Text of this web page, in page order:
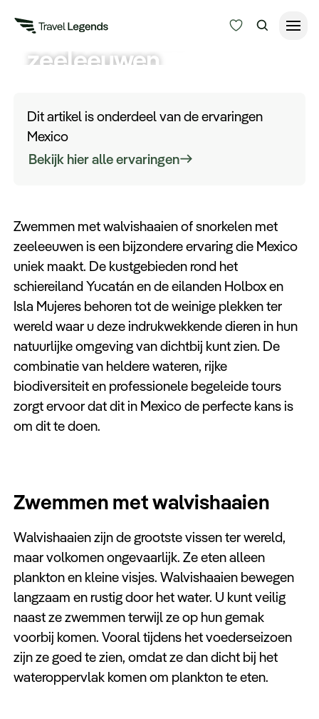
Inspiratie
Over ons
Keuzehulp
walvishaaien of
snorkelen met
zeeleeuwen
ontmoeting met zeeleeuwen of walvishaaien
zeker niet ontbreken. Deze bijzondere
ervaringen maken uw reis compleet.
Dit artikel is onderdeel van de ervaringen
Mexico
Bekijk hier alle ervaringen
Zwemmen met walvishaaien of snorkelen met
zeeleeuwen is een bijzondere ervaring die Mexico
uniek maakt. De kustgebieden rond het
schiereiland Yucatán en de eilanden Holbox en
Isla Mujeres behoren tot de weinige plekken ter
wereld waar u deze indrukwekkende dieren in hun
natuurlijke omgeving van dichtbij kunt zien. De
combinatie van heldere wateren, rijke
biodiversiteit en professionele begeleide tours
zorgt ervoor dat dit in Mexico de perfecte kans is
om dit te doen.
Zwemmen met walvishaaien
Walvishaaien zijn de grootste vissen ter wereld,
maar volkomen ongevaarlijk. Ze eten alleen
plankton en kleine visjes. Walvishaaien bewegen
langzaam en rustig door het water. U kunt veilig
naast ze zwemmen terwijl ze op hun gemak
voorbij komen. Vooral tijdens het voederseizoen
zijn ze goed te zien, omdat ze dan dicht bij het
wateroppervlak komen om plankton te eten.